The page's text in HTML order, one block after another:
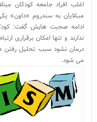
اغلب افراد جامعه کودکان
مبتلایان به سندروم «داون»
ادامه صحبت هایش گفت:
ندارند و تنها امکان برقراری
درمان نشود سبب تحلیل
می شود.